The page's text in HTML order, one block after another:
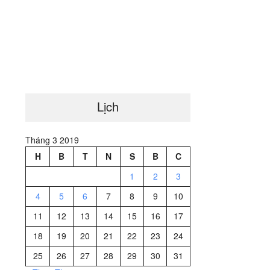
Lịch
Tháng 3 2019
H
B T N S B
C
1
2
3
4
5 6 7 8 9
10
11
12 13 14 15 16
17
18
19 20 21 22 23
24
25
26 27 28 29 30
31